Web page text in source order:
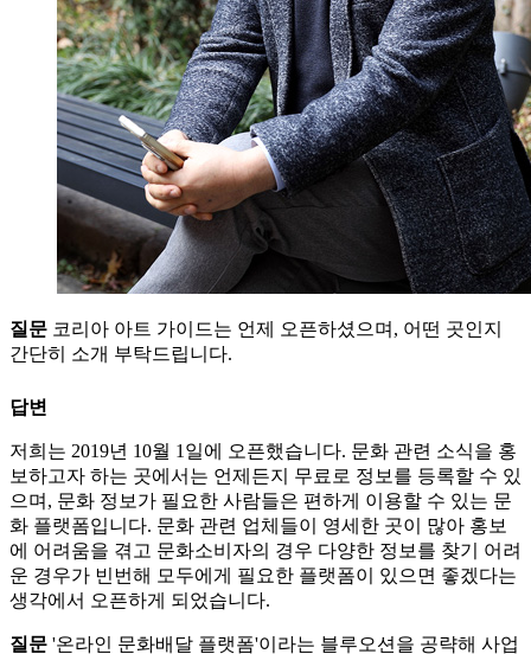
질문 코리아 아트 가이드는 언제 오픈하셨으며, 어떤 곳인지
간단히 소개 부탁드립니다.
답변
저희는 2019년 10월 1일에 오픈했습니다. 문화 관련 소식을 홍
보하고자 하는 곳에서는 언제든지 무료로 정보를 등록할 수 있
으며, 문화 정보가 필요한 사람들은 편하게 이용할 수 있는 문
화 플랫폼입니다. 문화 관련 업체들이 영세한 곳이 많아 홍보
에 어려움을 겪고 문화소비자의 경우 다양한 정보를 찾기 어려
운 경우가 빈번해 모두에게 필요한 플랫폼이 있으면 좋겠다는
생각에서 오픈하게 되었습니다.
질문 '온라인 문화배달 플랫폼'이라는 블루오션을 공략해 사업